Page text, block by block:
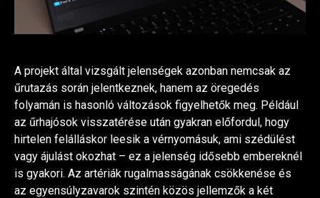
A projekt által vizsgált jelenségek azonban nemcsak az
űrutazás során jelentkeznek, hanem az öregedés
folyamán is hasonló változások figyelhetők meg. Például
az űrhajósok visszatérése után gyakran előfordul, hogy
hirtelen felálláskor leesik a vérnyomásuk, ami szédülést
vagy ájulást okozhat – ez a jelenség idősebb embereknél
is gyakori. Az artériák rugalmasságának csökkenése és
az egyensúlyzavarok szintén közös jellemzők a két